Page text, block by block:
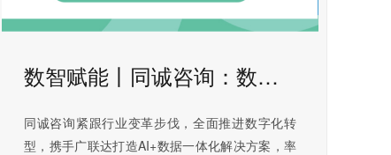
数智赋能丨同诚咨询：数字化转型打造造价咨询新优势
同诚咨询紧跟行业变革步伐，全面推进数字化转
型，携手广联达打造AI+数据一体化解决方案，率